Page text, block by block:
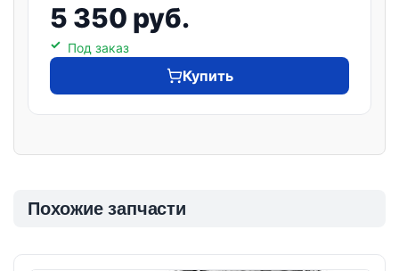
5 350 руб.
Под заказ
Купить
Похожие запчасти